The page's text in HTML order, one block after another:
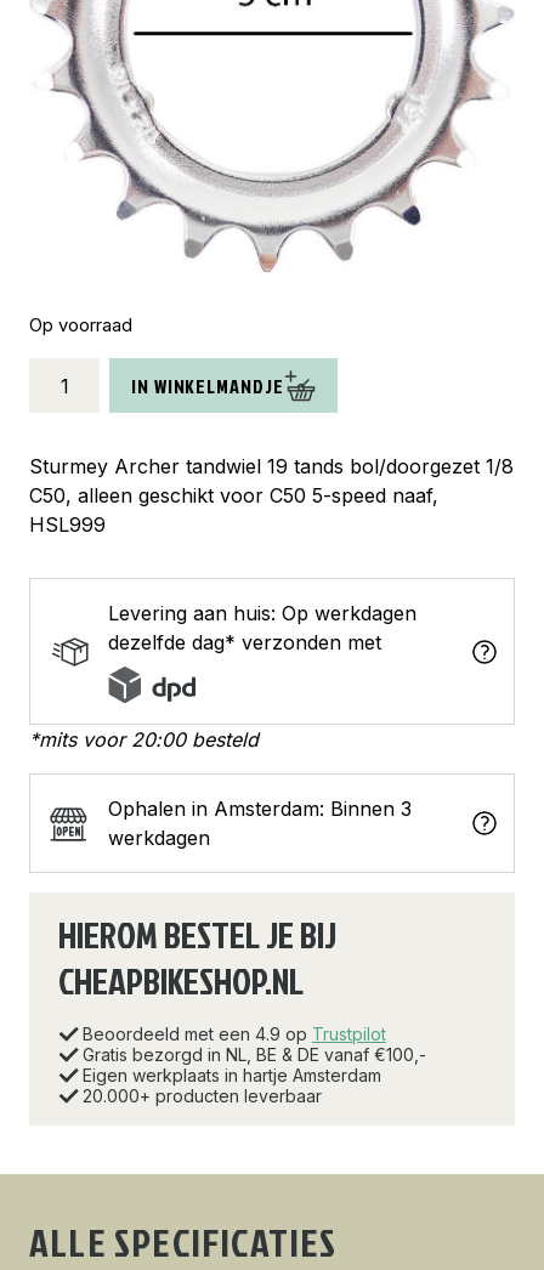
Op voorraad
Archer
19t
bol
1/8
aantal
IN WINKELMANDJE
Sturmey Archer tandwiel 19 tands bol/doorgezet 1/8
C50, alleen geschikt voor C50 5-speed naaf,
HSL999
Levering aan huis: Op werkdagen
dezelfde dag* verzonden met
*mits voor 20:00 besteld
Ophalen in Amsterdam: Binnen 3
werkdagen
HIEROM BESTEL JE BIJ
CHEAPBIKESHOP.NL
Beoordeeld met een 4.9 op Trustpilot
Gratis bezorgd in NL, BE & DE vanaf €100,-
Eigen werkplaats in hartje Amsterdam
20.000+ producten leverbaar
ALLE SPECIFICATIES